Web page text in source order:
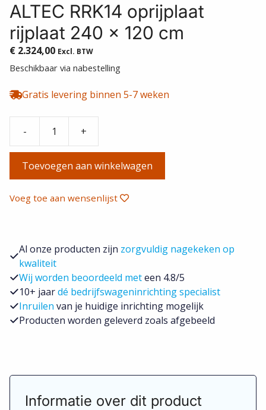
ALTEC RRK14 oprijplaat
rijplaat 240 x 120 cm
€ 2.324,00 Excl. BTW
Beschikbaar via nabestelling
Gratis levering binnen 5-7 weken
-
RRK14
oprijplaat
rijplaat
240
aantal
+
Toevoegen aan winkelwagen
Voeg toe aan wensenlijst
Al onze producten zijn zorgvuldig nagekeken op
kwaliteit
Wij worden beoordeeld meteen 4.8/5
10+ jaardé bedrijfswageninrichting specialist
Inruilen van je huidige inrichting mogelijk
Producten worden geleverd zoals afgebeeld
Informatie over dit product